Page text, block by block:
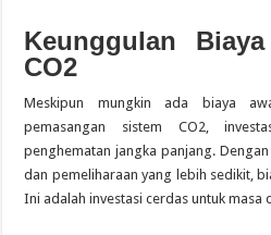
Keunggulan
CO2
Meskipun mungkin ada biaya
pemasangan sistem CO2,
penghematan jangka panjang.
dan pemeliharaan yang lebih sedikit,
Ini adalah investasi cerdas untuk masa